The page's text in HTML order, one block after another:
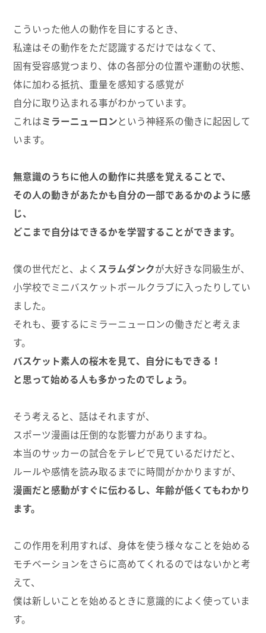
こういった他人の動作を目にするとき、
私達はその動作をただ認識するだけではなくて、
固有受容感覚つまり、体の各部分の位置や運動の状態、
体に加わる抵抗、重量を感知する感覚が
自分に取り込まれる事がわかっています。
これはミラーニューロンという神経系の働きに起因して
います。
無意識のうちに他人の動作に共感を覚えることで、
その人の動きがあたかも自分の一部であるかのように感
じ、
どこまで自分はできるかを学習することができます。
僕の世代だと、よく スラムダンクが大好きな同級生が、
小学校でミニバスケットボールクラブに入ったりしてい
ました。
それも、要するにミラーニューロンの働きだと考えま
す。
バスケット素人の桜木を見て、自分にもできる！
と思って始める人も多かったのでしょう。
そう考えると、話はそれますが、
スポーツ漫画は圧倒的な影響力がありますね。
本当のサッカーの試合をテレビで見ているだけだと、
ルールや感情を読み取るまでに時間がかかりますが、
漫画だと感動がすぐに伝わるし、年齢が低くてもわかり
ます。
この作用を利用すれば、身体を使う様々なことを始める
モチベーションをさらに高めてくれるのではないかと考
えて、
僕は新しいことを始めるときに意識的によく使っていま
す。